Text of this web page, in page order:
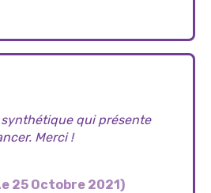
qui présente
Merci !
25 Octobre 2021)